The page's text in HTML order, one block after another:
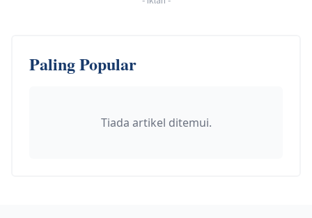
Paling Popular
Tiada artikel ditemui.